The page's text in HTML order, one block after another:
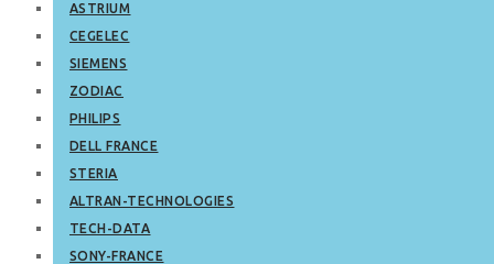
ASTRIUM
CEGELEC
SIEMENS
ZODIAC
PHILIPS
DELL FRANCE
STERIA
ALTRAN-TECHNOLOGIES
TECH-DATA
SONY-FRANCE